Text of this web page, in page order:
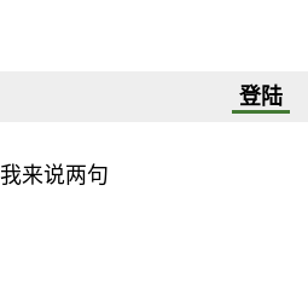
登陆
我来说两句